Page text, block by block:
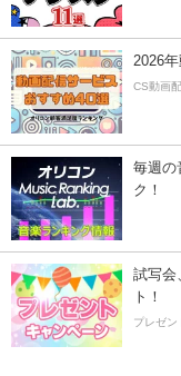
2026
CS動画
毎週の
ク！
試写会
ト！
プレゼン